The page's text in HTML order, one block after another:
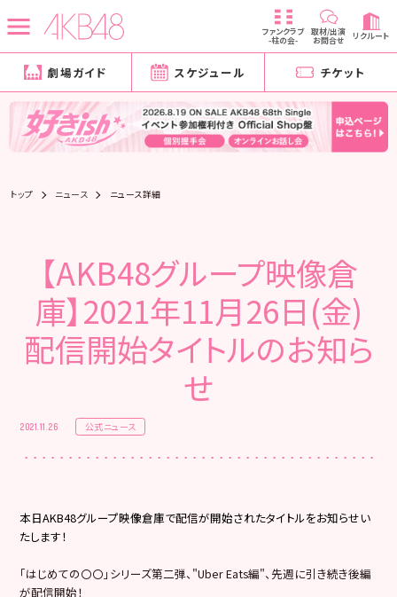
ファンクラブ
-柱の会-
取材/出演
お問合せ リクルート
劇場ガイド スケジュール チケット
トップ ニュース ニュース詳細
【AKB48グループ映像倉
庫】2021年11月26日(金)
配信開始タイトルのお知ら
せ
2021.11.26 公式ニュース
本日AKB48グループ映像倉庫で配信が開始されたタイトルをお知らせい
たします！
「はじめての〇〇」シリーズ第二弾、"Uber Eats編"、先週に引き続き後編
が配信開始！